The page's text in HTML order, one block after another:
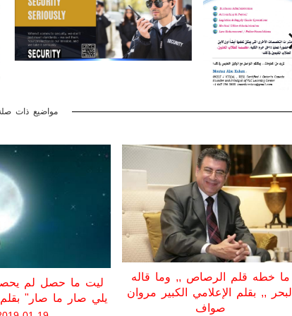
مواضيع ذات
يلي صار ما صار" بقلم
ما خطه قلم الرصاص ,, وما قاله
البحر ,, بقلم الإعلامي الكبير مروان
صواف